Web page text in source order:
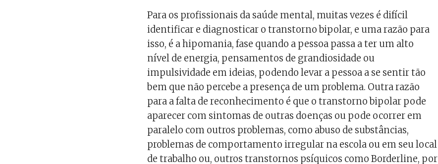
Para os profissionais da saúde mental, muitas vezes é difícil
identificar e diagnosticar o transtorno bipolar, e uma razão para
isso, é a hipomania, fase quando a pessoa passa a ter um alto
nível de energia, pensamentos de grandiosidade ou
impulsividade em ideias, podendo levar a pessoa a se sentir tão
bem que não percebe a presença de um problema. Outra razão
para a falta de reconhecimento é que o transtorno bipolar pode
aparecer com sintomas de outras doenças ou pode ocorrer em
paralelo com outros problemas, como abuso de substâncias,
problemas de comportamento irregular na escola ou em seu local
de trabalho ou, outros transtornos psíquicos como Borderline, por